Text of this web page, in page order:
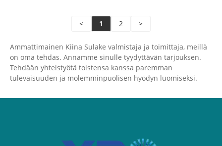
< 1 2 >
Ammattimainen Kiina Sulake valmistaja ja toimittaja, meillä
on oma tehdas. Annamme sinulle tyydyttävän tarjouksen.
Tehdään yhteistyötä toistensa kanssa paremman
tulevaisuuden ja molemminpuolisen hyödyn luomiseksi.